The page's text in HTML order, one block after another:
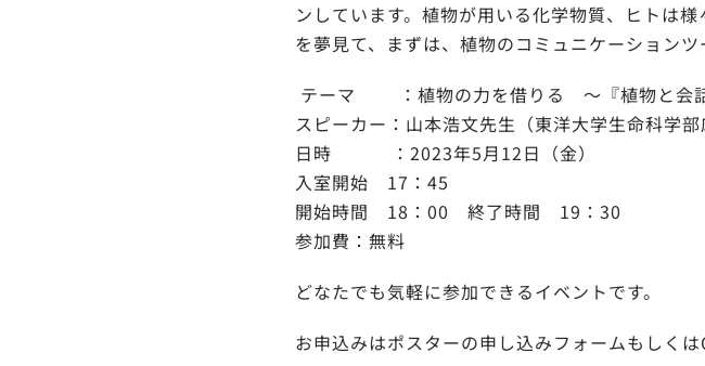
ンしています。植物が用いる化学物質、ヒトは
を夢見て、まずは、植物のコミュニケーション
テーマ ：植物の力を借りる 〜『植物と会話
スピーカー：山本浩文先生（東洋大学生命科学
日時 ：2023年5月12日（金）
入室開始 17：45
開始時間 18：00 終了時間 19：30
参加費：無料
どなたでも気軽に参加できるイベントです。
お申込みはポスターの申し込みフォームもしくは